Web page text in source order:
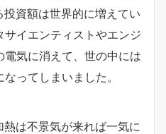
資額は世界的に増えてい
サイエンティストやエンジ
気に消えて、世の中には
ってしまいました。
は不景気が来れば一気に